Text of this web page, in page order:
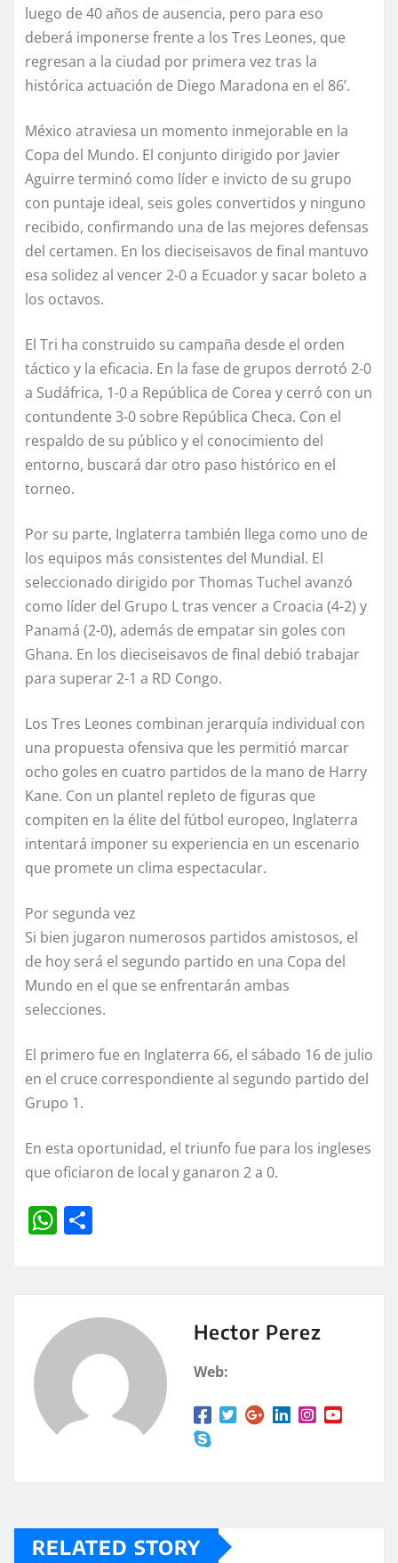
luego de 40 años de ausencia, pero para eso
deberá imponerse frente a los Tres Leones, que
regresan a la ciudad por primera vez tras la
histórica actuación de Diego Maradona en el 86’.
México atraviesa un momento inmejorable en la
Copa del Mundo. El conjunto dirigido por Javier
Aguirre terminó como líder e invicto de su grupo
con puntaje ideal, seis goles convertidos y ninguno
recibido, confirmando una de las mejores defensas
del certamen. En los dieciseisavos de final mantuvo
esa solidez al vencer 2-0 a Ecuador y sacar boleto a
los octavos.
El Tri ha construido su campaña desde el orden
táctico y la eficacia. En la fase de grupos derrotó 2-0
a Sudáfrica, 1-0 a República de Corea y cerró con un
contundente 3-0 sobre República Checa. Con el
respaldo de su público y el conocimiento del
entorno, buscará dar otro paso histórico en el
torneo.
Por su parte, Inglaterra también llega como uno de
los equipos más consistentes del Mundial. El
seleccionado dirigido por Thomas Tuchel avanzó
como líder del Grupo L tras vencer a Croacia (4-2) y
Panamá (2-0), además de empatar sin goles con
Ghana. En los dieciseisavos de final debió trabajar
para superar 2-1 a RD Congo.
Los Tres Leones combinan jerarquía individual con
una propuesta ofensiva que les permitió marcar
ocho goles en cuatro partidos de la mano de Harry
Kane. Con un plantel repleto de figuras que
compiten en la élite del fútbol europeo, Inglaterra
intentará imponer su experiencia en un escenario
que promete un clima espectacular.
Por segunda vez
Si bien jugaron numerosos partidos amistosos, el
de hoy será el segundo partido en una Copa del
Mundo en el que se enfrentarán ambas
selecciones.
El primero fue en Inglaterra 66, el sábado 16 de julio
en el cruce correspondiente al segundo partido del
Grupo 1.
En esta oportunidad, el triunfo fue para los ingleses
que oficiaron de local y ganaron 2 a 0.
W
h
A
p
rt
Hector Perez
Web:
RELATED STORY